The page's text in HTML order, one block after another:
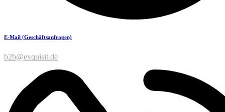
E-Mail (Geschäftsanfragen)
b2b@exquisit.de